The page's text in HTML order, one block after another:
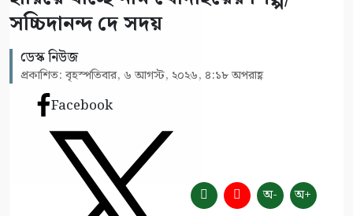
সচ্চিদানন্দ দে সদয়
ডেস্ক নিউজ
প্রকাশিত: বৃহস্পতিবার, ৬ আগস্ট, ২০২৬, ৪:১৮ অপরাহ্ণ
Facebook
অ- অ+